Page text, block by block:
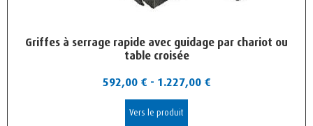
Griffes à serrage rapide avec guidage par chariot ou
table croisée
592,00 € - 1.227,00 €
Vers le produit